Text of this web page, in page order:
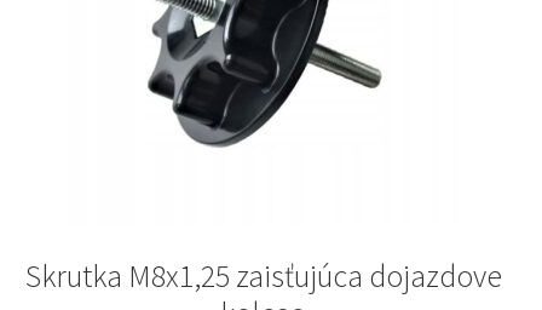
Skrutka M8x1,25 zaisťujúca dojazdove